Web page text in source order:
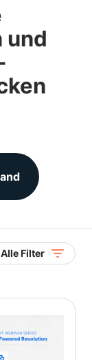
und
Alle Filter